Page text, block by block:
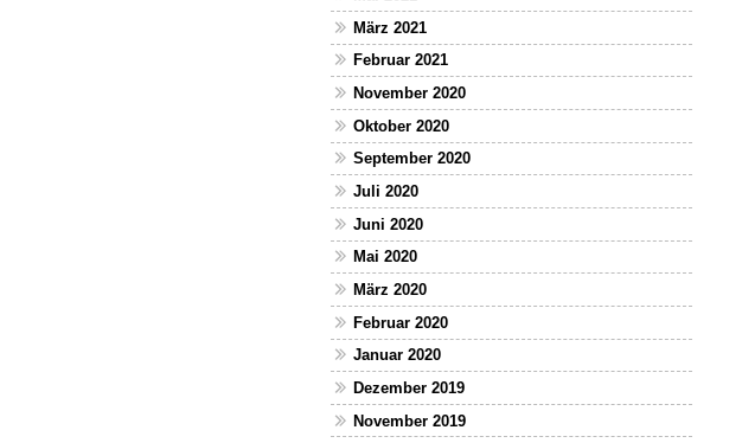
März 2021
Februar 2021
November 2020
Oktober 2020
September 2020
Juli 2020
Juni 2020
Mai 2020
März 2020
Februar 2020
Januar 2020
Dezember 2019
November 2019